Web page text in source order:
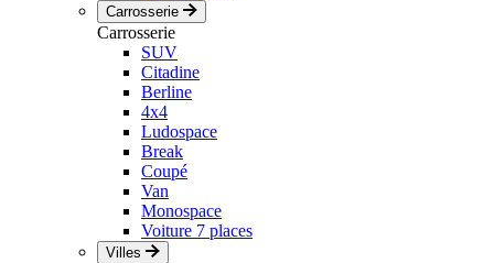
Carrosserie
Carrosserie
SUV
Citadine
Berline
4x4
Ludospace
Break
Coupé
Van
Monospace
Voiture 7 places
Villes